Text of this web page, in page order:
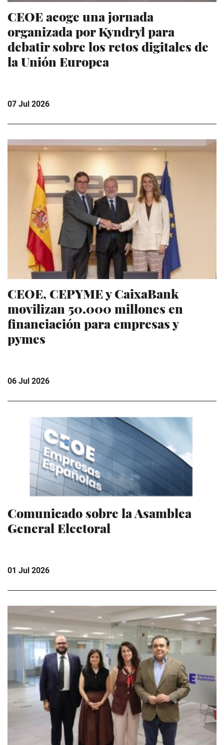
CEOE acoge una jornada
organizada por Kyndryl para
debatir sobre los retos digitales de
la Unión Europea
07 Jul 2026
CEOE, CEPYME y CaixaBank
movilizan 50.000 millones en
financiación para empresas y
pymes
06 Jul 2026
Comunicado sobre la Asamblea
General Electoral
01 Jul 2026